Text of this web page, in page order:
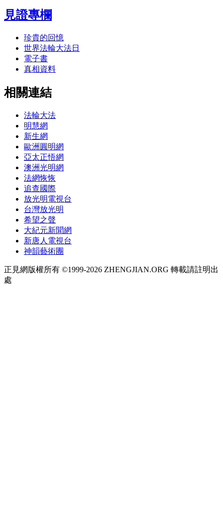
見證專欄
珍貴的回憶
世界法輪大法日
電子書
真相資料
相關連結
法輪大法
明慧網
新生網
歐洲圓明網
亞太正悟網
澳洲光明網
法網恢恢
追查國際
放光明電視台
台灣放光明
希望之聲
大紀元新聞網
新唐人電視台
神韻藝術團
正見網版權所有 ©1999-2026 ZHENGJIAN.ORG 轉載請註明出
處